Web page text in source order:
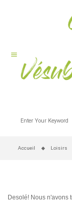
menu
Accueil Loisirs
Desolé! Nous n'avons